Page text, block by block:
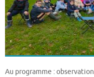
Au programme :